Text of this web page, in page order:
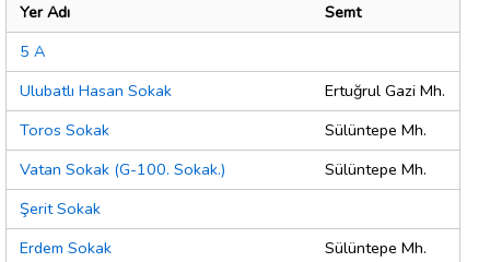
Yer Adı
Semt
5 A
Ulubatlı Hasan Sokak
Ertuğrul Gazi Mh.
Toros Sokak
Sülüntepe Mh.
Vatan Sokak (G-100. Sokak.)
Sülüntepe Mh.
Şerit Sokak
Erdem Sokak
Sülüntepe Mh.